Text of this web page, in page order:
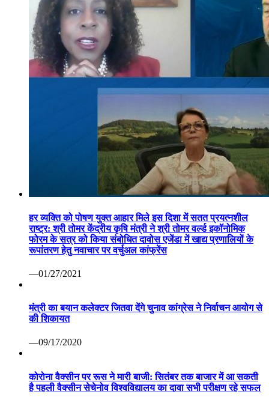
हर व्यक्ति को पोषण युक्त आहार मिले इस दिशा में सतत प्रयत्नशील
राष्ट्र: श्री तोमर केंद्रीय कृषि मंत्री ने श्री तोमर वर्ल्ड इकॉनोमिक
फोरम के सत्र को किया संबोधित दावोस एजेंडा में खाद्य प्रणालियों के
रूपांतरण हेतु नवाचार पर वर्चुअल कांफ्रेंस
—01/27/2021
मंत्री का बयान कलेक्टर जितवा देंगे चुनाव कांग्रेस ने निर्वाचन आयोग से
की शिकायत
—09/17/2020
कोरोना वैक्सीन पर रूस ने मारी बाजी: सितंबर तक बाजार में आ सकती
है पहली वैक्सीन सेचेनोव विश्वविद्यालय का दावा सभी परीक्षण रहे सफल